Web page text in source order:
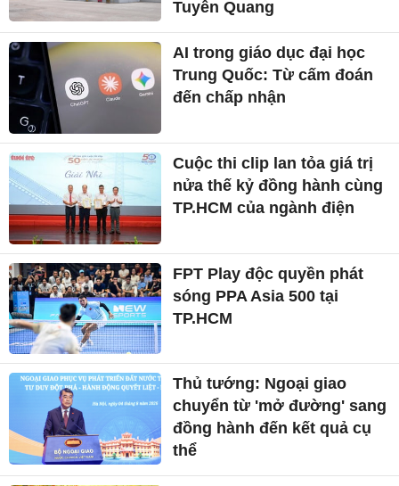
Tuyên Quang
AI trong giáo dục đại học
Trung Quốc: Từ cấm đoán
đến chấp nhận
Cuộc thi clip lan tỏa giá trị
nửa thế kỷ đồng hành cùng
TP.HCM của ngành điện
FPT Play độc quyền phát
sóng PPA Asia 500 tại
TP.HCM
Thủ tướng: Ngoại giao
chuyển từ 'mở đường' sang
đồng hành đến kết quả cụ
thể